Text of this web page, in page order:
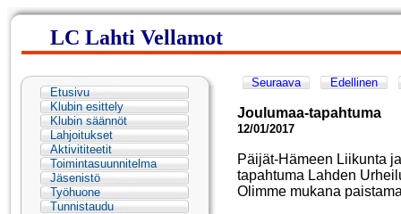
LC Lahti Vellamot
Etusivu
Klubin esittely
Klubin säännöt
Lahjoitukset
Aktivititeetit
Toimintasuunnitelma
Jäsenistö
Työhuone
Tunnistaudu
Seuraava Edellinen
Joulumaa-tapahtuma
12/01/2017
Päijät-Hämeen Liikunta
tapahtuma Lahden
Olimme mukana